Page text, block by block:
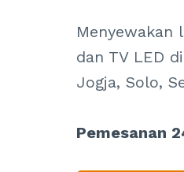
Menyewakan
dan TV LED
Jogja, Solo,
Pemesanan